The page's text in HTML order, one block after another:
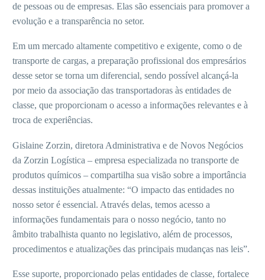
de pessoas ou de empresas. Elas são essenciais para promover a
evolução e a transparência no setor.
Em um mercado altamente competitivo e exigente, como o de
transporte de cargas, a preparação profissional dos empresários
desse setor se torna um diferencial, sendo possível alcançá-la
por meio da associação das transportadoras às entidades de
classe, que proporcionam o acesso a informações relevantes e à
troca de experiências.
Gislaine Zorzin, diretora Administrativa e de Novos Negócios
da Zorzin Logística – empresa especializada no transporte de
produtos químicos – compartilha sua visão sobre a importância
dessas instituições atualmente: “O impacto das entidades no
nosso setor é essencial. Através delas, temos acesso a
informações fundamentais para o nosso negócio, tanto no
âmbito trabalhista quanto no legislativo, além de processos,
procedimentos e atualizações das principais mudanças nas leis”.
Esse suporte, proporcionado pelas entidades de classe, fortalece